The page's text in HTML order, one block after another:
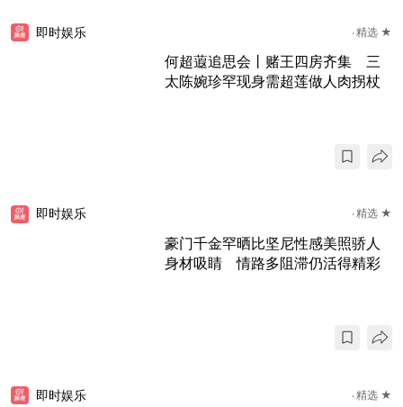
即时娱乐 精选 ★
何超蕸追思会丨赌王四房齐集 三
太陈婉珍罕现身需超莲做人肉拐杖
即时娱乐 精选 ★
豪门千金罕晒比坚尼性感美照骄人
身材吸睛 情路多阻滞仍活得精彩
即时娱乐 精选 ★